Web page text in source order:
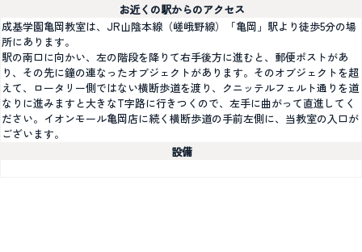
お近くの駅からのアクセス
成基学園亀岡教室は、JR山陰本線（嵯峨野線）「亀岡」駅より徒歩5分の場
所にあります。
駅の南口に向かい、左の階段を降りて右手後方に進むと、郵便ポストがあ
り、その先に鐘の連なったオブジェクトがあります。そのオブジェクトを超
えて、ロータリー側ではない横断歩道を渡り、クニッテルフェルト通りを道
なりに進みますと大きなT字路に行きつくので、左手に曲がって直進してく
ださい。イオンモール亀岡店に続く横断歩道の手前左側に、当教室の入口が
ございます。
設備